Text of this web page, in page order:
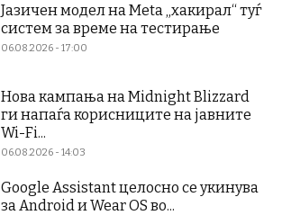
Јазичен модел на Meta „хакирал“ туѓ
систем за време на тестирање
06.08.2026 - 17:00
Нова кампања на Midnight Blizzard
ги напаѓа корисниците на јавните
Wi-Fi...
06.08.2026 - 14:03
Google Assistant целосно се укинува
за Android и Wear OS во...